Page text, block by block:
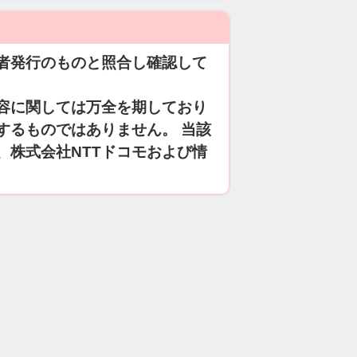
発行のものと照合し確認して
に関しては万全を期しており
るものではありません。 当該
株式会社NTTドコモおよび情